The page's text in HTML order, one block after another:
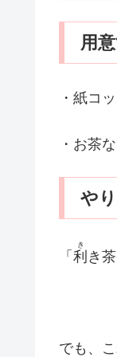
用
・紙コ
・お茶
や
「 利
き
き
でも、